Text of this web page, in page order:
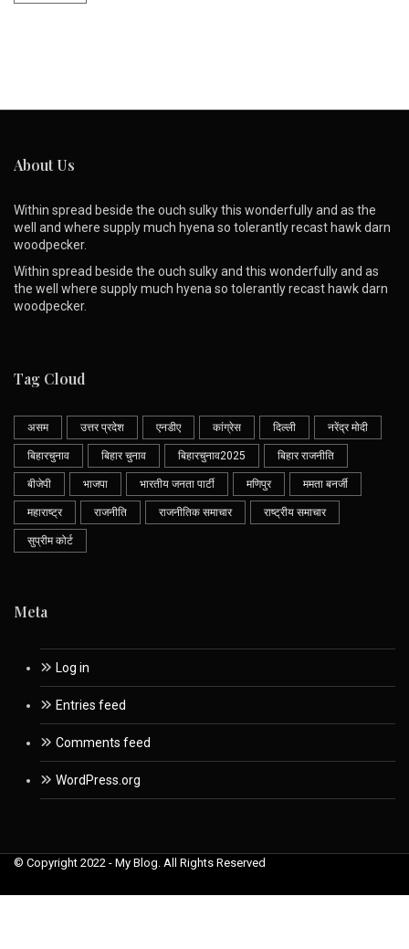
About Us
Within spread beside the ouch sulky this wonderfully and as the
well and where supply much hyena so tolerantly recast hawk darn
woodpecker.
Within spread beside the ouch sulky and this wonderfully and as
the well where supply much hyena so tolerantly recast hawk darn
woodpecker.
Tag Cloud
असम उत्तर प्रदेश एनडीए कांग्रेस दिल्ली नरेंद्र मोदी
बिहारचुनाव बिहार चुनाव बिहारचुनाव2025 बिहार राजनीति
बीजेपी भाजपा भारतीय जनता पार्टी मणिपुर ममता बनर्जी
महाराष्ट्र राजनीति राजनीतिक समाचार राष्ट्रीय समाचार
सुप्रीम कोर्ट
Meta
Log in
Entries feed
Comments feed
WordPress.org
© Copyright 2022 - My Blog. All Rights Reserved